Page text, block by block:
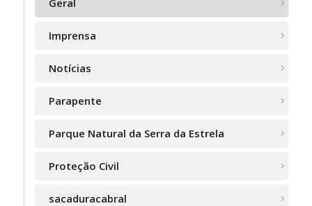
Imprensa
Notícias
Parapente
Parque Natural da Serra da Estrela
Proteção Civil
sacaduracabral